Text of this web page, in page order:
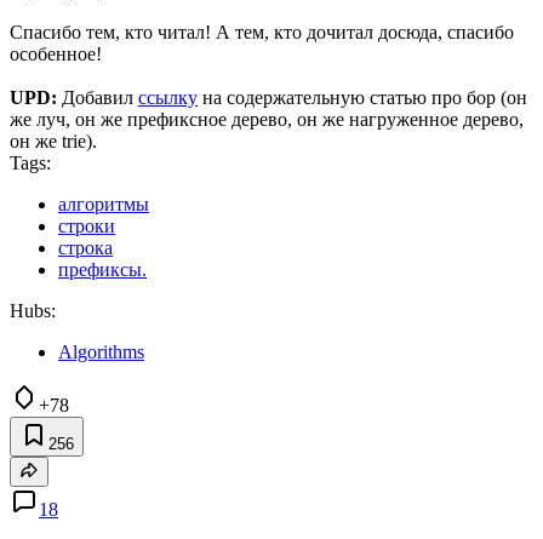
Спасибо тем, кто читал! А тем, кто дочитал досюда, спасибо
особенное!
UPD: Добавил ссылку на содержательную статью про бор (он
же луч, он же префиксное дерево, он же нагруженное дерево,
он же trie).
Tags:
алгоритмы
строки
строка
префиксы.
Hubs:
Algorithms
+78
256
18